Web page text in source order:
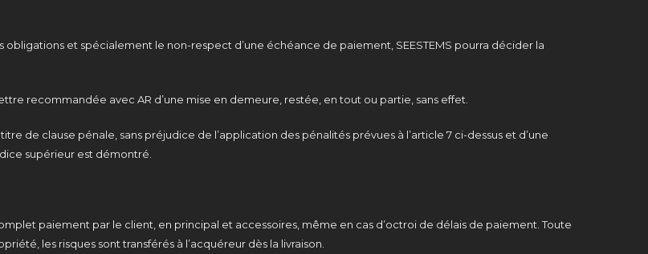
obligations et spécialement le non-respect d’une échéance de paiement, SEESTEMS pourra décider la
recommandée avec AR d’une mise en demeure, restée, en tout ou partie, sans effet.
de clause pénale, sans préjudice de l’application des pénalités prévues à l’article 7 ci-dessus et d’une
supérieur est démontré.
paiement par le client, en principal et accessoires, même en cas d’octroi de délais de paiement. Toute
les risques sont transférés à l’acquéreur dès la livraison.